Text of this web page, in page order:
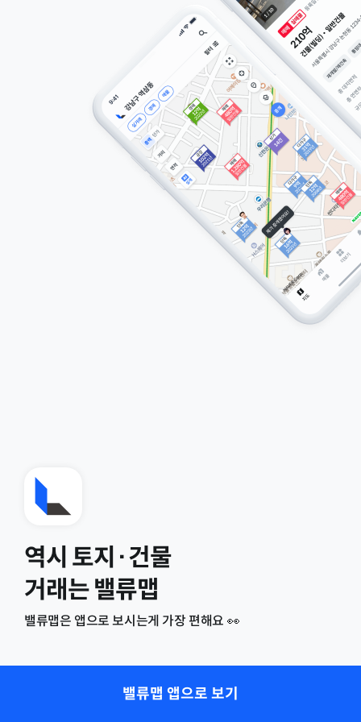
역시 토지·건물
거래는 밸류맵
밸류맵은 앱으로 보시는게 가장 편해요 👀
밸류맵 앱으로 보기